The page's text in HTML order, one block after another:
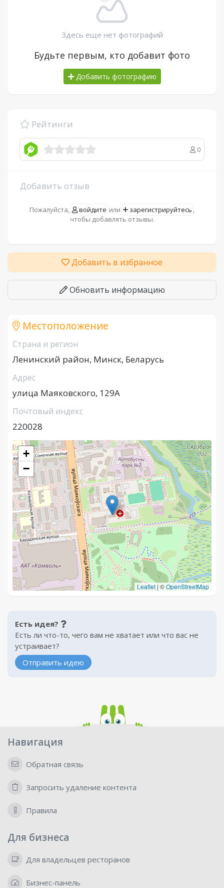
Здесь еще нет фотографий
Будьте первым, кто добавит фото
Добавить фотографию
Рейтинги
0
Добавить отзыв
Пожалуйста, войдите или зарегистрируйтесь ,
чтобы добавлять отзывы.
Добавить в избранное
Обновить информацию
Местоположение
Страна и регион
Ленинский район, Минск, Беларусь
Адрес
улица Маяковского, 129А
Почтовый индекс
220028
+
−
Leaflet | ©OpenStreetMap
Есть идея?
Есть ли что-то, чего вам не хватает или что вас не
устраивает?
Отправить идею
Навигация
Обратная связь
Запросить удаление контента
Правила
Для бизнеса
Для владельцев ресторанов
Бизнес-панель